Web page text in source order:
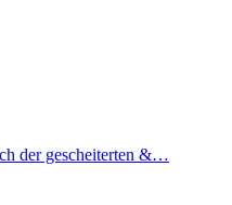
der gescheiterten &…